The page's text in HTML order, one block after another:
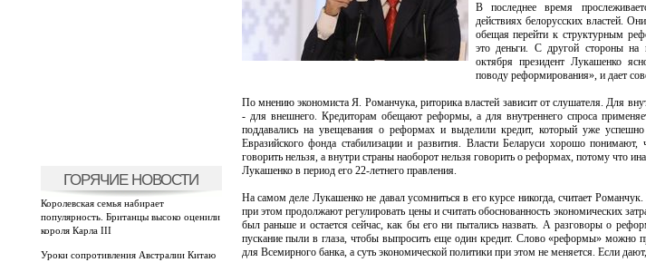
ГОРЯЧИЕ НОВОСТИ
Королевская семья набирает
популярность. Британцы высоко оценили
короля Карла III
Уроки сопротивления Австралии Китаю
В последнее время
действиях белорусских властей.
обещая перейти к структурным
это деньги. С другой стороны на
октября президент Лукашенко
поводу реформирования», и дает
По мнению экономиста Я. Романчука, риторика властей зависит от слушателя. Для
- для внешнего. Кредиторам обещают реформы, а для внутреннего спроса
поддавались на увещевания о реформах и выделили кредит, который уже
Евразийского фонда стабилизации и развития. Власти Беларуси хорошо
говорить нельзя, а внутри страны наоборот нельзя говорить о реформах, потому что
Лукашенко в период его 22-летнего правления.
На самом деле Лукашенко не давал усомниться в его курсе никогда, считает
при этом продолжают регулировать цены и считать обоснованность экономических
был раньше и остается сейчас, как бы его ни пытались назвать. А разговоры о
пускание пыли в глаза, чтобы выпросить еще один кредит. Слово «реформы» можно
для Всемирного банка, а суть экономической политики при этом не меняется. Если